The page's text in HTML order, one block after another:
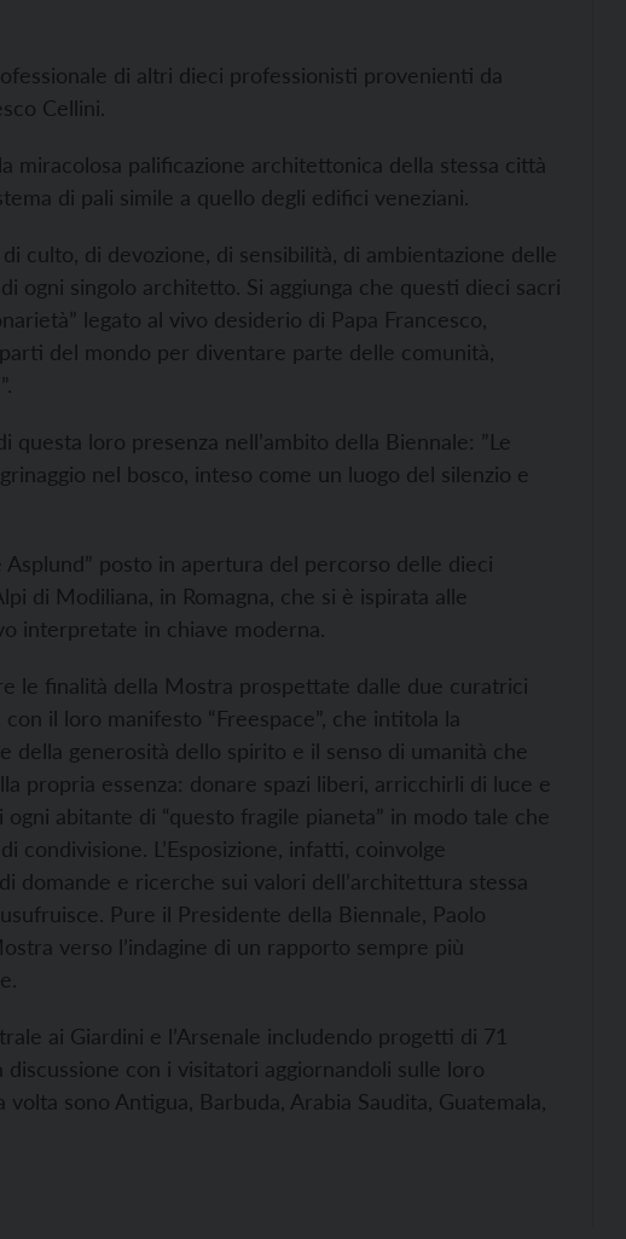
di altri dieci professionisti provenienti da
Cellini.
miracolosa palificazione architettonica della stessa città
di pali simile a quello degli edifici veneziani.
culto, di devozione, di sensibilità, di ambientazione delle
ogni singolo architetto. Si aggiunga che questi dieci sacri
legato al vivo desiderio di Papa Francesco,
del mondo per diventare parte delle comunità,
questa loro presenza nell’ambito della Biennale: ”Le
nel bosco, inteso come un luogo del silenzio e
posto in apertura del percorso delle dieci
di Modiliana, in Romagna, che si è ispirata alle
interpretate in chiave moderna.
le finalità della Mostra prospettate dalle due curatrici
il loro manifesto “Freespace”, che intitola la
della generosità dello spirito e il senso di umanità che
propria essenza: donare spazi liberi, arricchirli di luce e
abitante di “questo fragile pianeta” in modo tale che
condivisione. L’Esposizione, infatti, coinvolge
domande e ricerche sui valori dell’architettura stessa
Pure il Presidente della Biennale, Paolo
verso l’indagine di un rapporto sempre più
ai Giardini e l’Arsenale includendo progetti di 71
con i visitatori aggiornandoli sulle loro
sono Antigua, Barbuda, Arabia Saudita, Guatemala,